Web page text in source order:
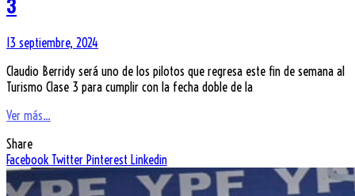
13 septiembre, 2024
Claudio Berridy será uno de los pilotos que regresa este fin de semana al
Turismo Clase 3 para cumplir con la fecha doble de la
Ver más...
Share
Facebook Twitter Pinterest Linkedin